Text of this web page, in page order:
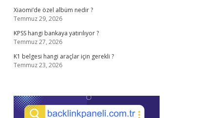
Xiaomi’de özel albüm nedir ?
Temmuz 29, 2026
KPSS hangi bankaya yatırılıyor ?
Temmuz 27, 2026
K1 belgesi hangi araçlar için gerekli ?
Temmuz 23, 2026